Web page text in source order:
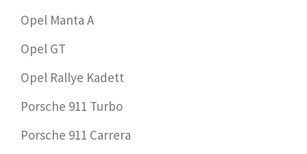
Opel Manta A
Opel GT
Opel Rallye Kadett
Porsche 911 Turbo
Porsche 911 Carrera